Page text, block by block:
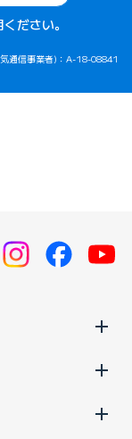
ださい。
通信事業者)：A-18-08841